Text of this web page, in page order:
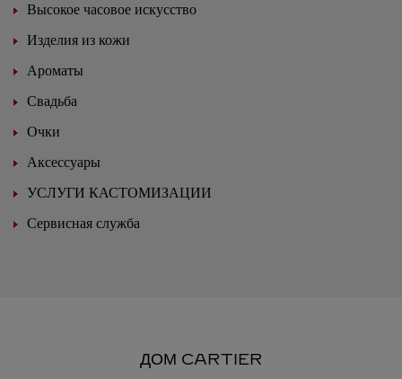
Высокое часовое искусство
Изделия из кожи
Ароматы
Свадьба
Очки
Аксессуары
УСЛУГИ КАСТОМИЗАЦИИ
Сервисная служба
ДОМ CARTIER